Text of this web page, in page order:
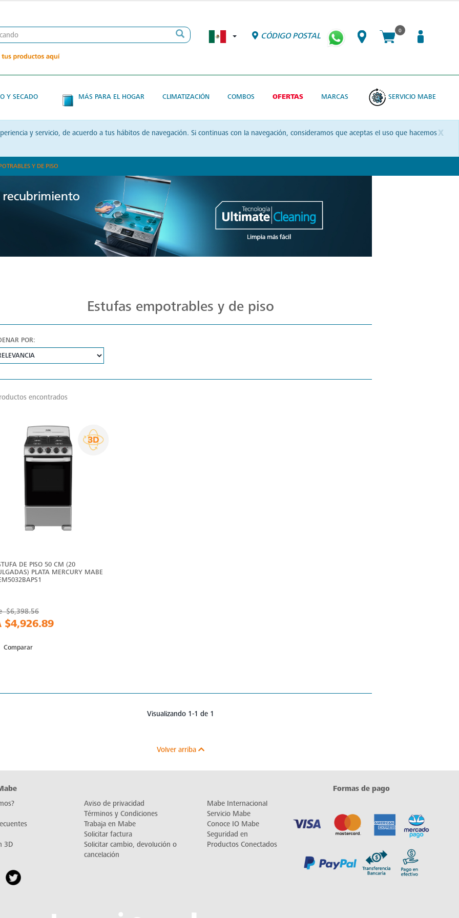
CÓDIGO POSTAL
0
Y SECADO MÁS PARA EL HOGAR CLIMATIZACIÓN COMBOS OFERTAS MARCAS SERVICIO MABE
x
y servicio, de acuerdo a tus hábitos de navegación. Si continuas con la navegación, consideramos que aceptas el uso que hacemos
Y DE PISO
Estufas empotrables y de piso
POR:
encontrados
DE PISO 50 CM (20
PLATA MERCURY MABE
$6,398.56
$4,926.89
Comparar
Visualizando 1-1 de 1
Volver arriba
3D
Aviso de privacidad
Términos y Condiciones
Trabaja en Mabe
Solicitar factura
Solicitar cambio, devolución o
cancelación
Mabe Internacional
Servicio Mabe
Conoce IO Mabe
Seguridad en
Productos Conectados
Formas de pago